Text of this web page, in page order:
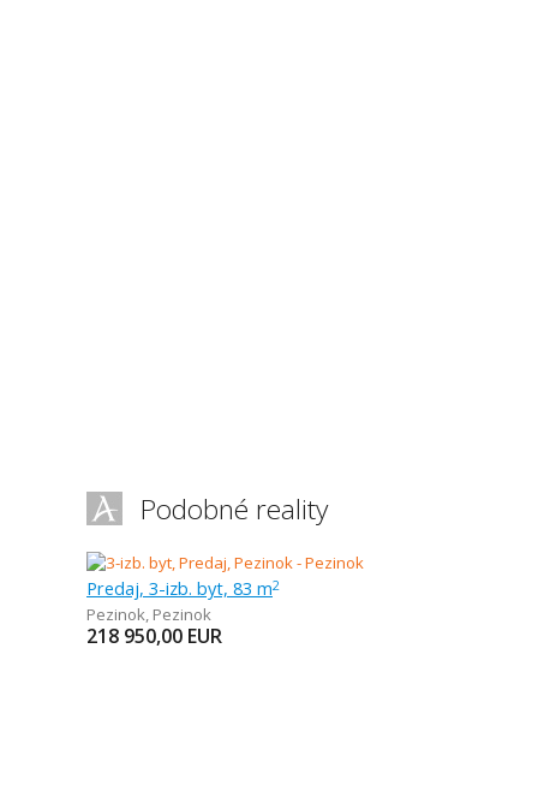
Podobné reality
Predaj, 3-izb. byt, 83 m2
Pezinok, Pezinok
218 950,00 EUR